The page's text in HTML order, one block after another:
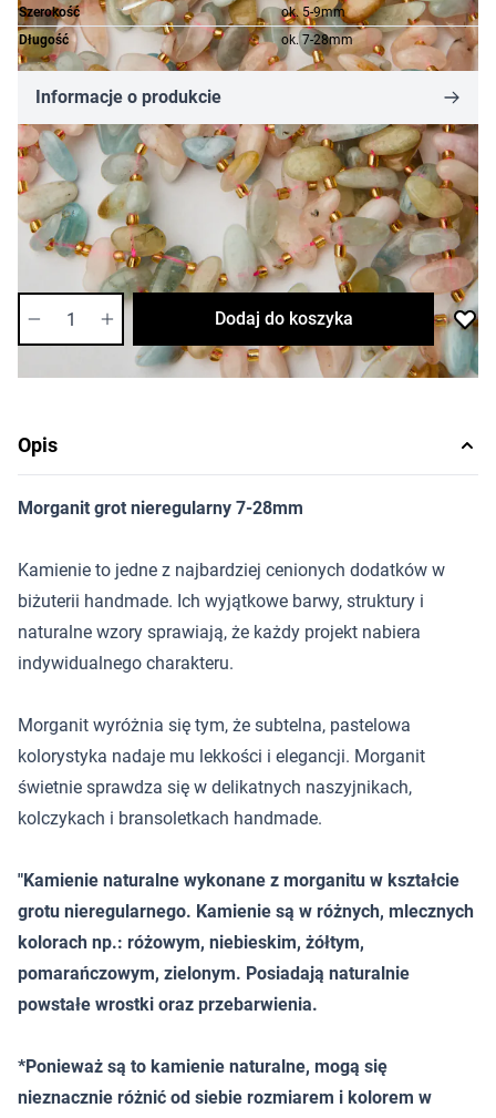
Szerokość
ok. 5-9mm
Długość
ok. 7-28mm
Informacje o produkcie
7,13 zł
Cena za opakowanie
Ilość w opakowaniu: 4 szt.
Dostępność: średnia
Dodaj do koszyka
Opis
Morganit grot nieregularny 7-28mm
Kamienie to jedne z najbardziej cenionych dodatków w
biżuterii handmade. Ich wyjątkowe barwy, struktury i
naturalne wzory sprawiają, że każdy projekt nabiera
indywidualnego charakteru.
Morganit wyróżnia się tym, że subtelna, pastelowa
kolorystyka nadaje mu lekkości i elegancji. Morganit
świetnie sprawdza się w delikatnych naszyjnikach,
kolczykach i bransoletkach handmade.
"Kamienie naturalne wykonane z morganitu w kształcie
grotu nieregularnego. Kamienie są w różnych, mlecznych
kolorach np.: różowym, niebieskim, żółtym,
pomarańczowym, zielonym. Posiadają naturalnie
powstałe wrostki oraz przebarwienia.
*Ponieważ są to kamienie naturalne, mogą się
nieznacznie różnić od siebie rozmiarem i kolorem w